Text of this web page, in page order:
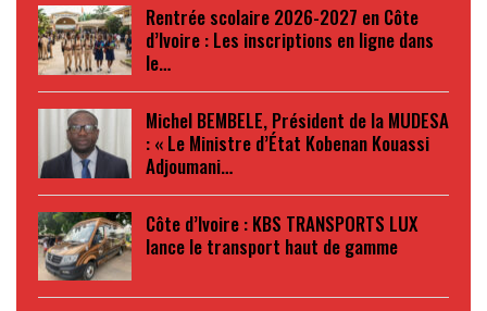
Rentrée scolaire 2026-2027 en Côte
d’Ivoire : Les inscriptions en ligne dans
le…
Michel BEMBELE, Président de la MUDESA
: « Le Ministre d’État Kobenan Kouassi
Adjoumani…
Côte d’Ivoire : KBS TRANSPORTS LUX
lance le transport haut de gamme